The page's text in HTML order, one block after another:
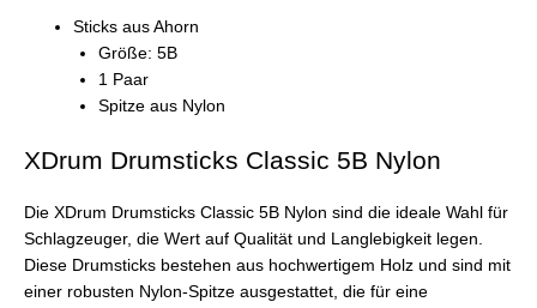
Sticks aus Ahorn
Größe: 5B
1 Paar
Spitze aus Nylon
XDrum Drumsticks Classic 5B Nylon
Die XDrum Drumsticks Classic 5B Nylon sind die ideale Wahl für
Schlagzeuger, die Wert auf Qualität und Langlebigkeit legen.
Diese Drumsticks bestehen aus hochwertigem Holz und sind mit
einer robusten Nylon-Spitze ausgestattet, die für eine